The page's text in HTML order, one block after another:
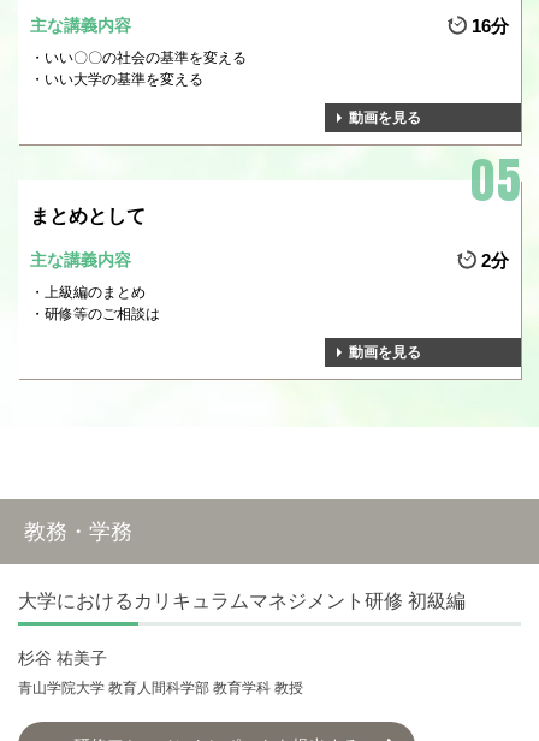
主な講義内容 16分
いい〇〇の社会の基準を変える
いい大学の基準を変える
動画を見る
まとめとして
主な講義内容 2分
上級編のまとめ
研修等のご相談は
動画を見る
教務・学務
大学におけるカリキュラムマネジメント研修 初級編
杉谷 祐美子
青山学院大学 教育人間科学部 教育学科 教授